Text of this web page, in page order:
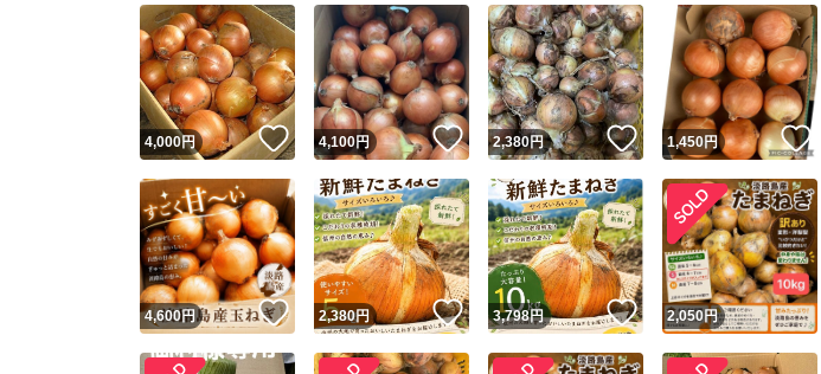
4,000円 いいね！
4,100円 いいね！
2,380円 いいね！
1,450円
4,600円 いいね！
2,380円 いいね！
3,798円 いいね！
2,050円